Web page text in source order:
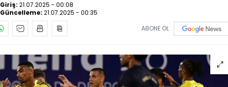
Giriş: 21.07.2025 - 00:08
Güncelleme: 21.07.2025 - 00:35
ABONE OL